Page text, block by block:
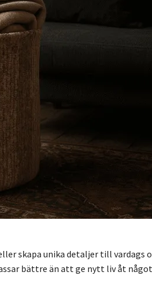
skapa unika detaljer till vardags
bättre än att ge nytt liv åt